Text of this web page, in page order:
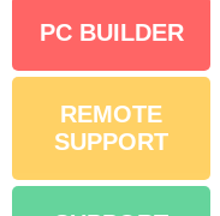
PC BUILDER
REMOTE
SUPPORT